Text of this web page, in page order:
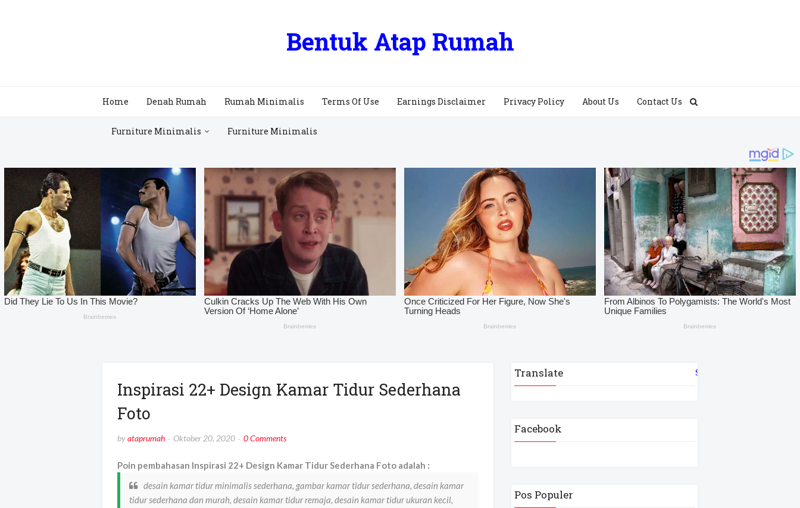
Bentuk Atap Rumah
Home Denah Rumah Rumah Minimalis Terms Of Use Earnings Disclaimer Privacy Policy About Us Contact Us
Furniture Minimalis Furniture Minimalis
Inspirasi 22+ Design Kamar Tidur Sederhana
Foto
byataprumah Oktober 20, 2020 0 Comments
Poin pembahasan Inspirasi 22+ Design Kamar Tidur Sederhana Foto adalah :
desain kamar tidur minimalis sederhana, gambar kamar tidur sederhana, desain kamar
tidur sederhana dan murah, desain kamar tidur remaja, desain kamar tidur ukuran kecil,
Translate Select Language
Facebook
Pos Populer